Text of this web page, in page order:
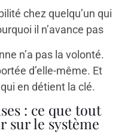
chez quelqu’un qui
il n’avance pas
n’a pas la volonté.
d’elle-même. Et
en détient la clé.
: ce que tout
sur le système